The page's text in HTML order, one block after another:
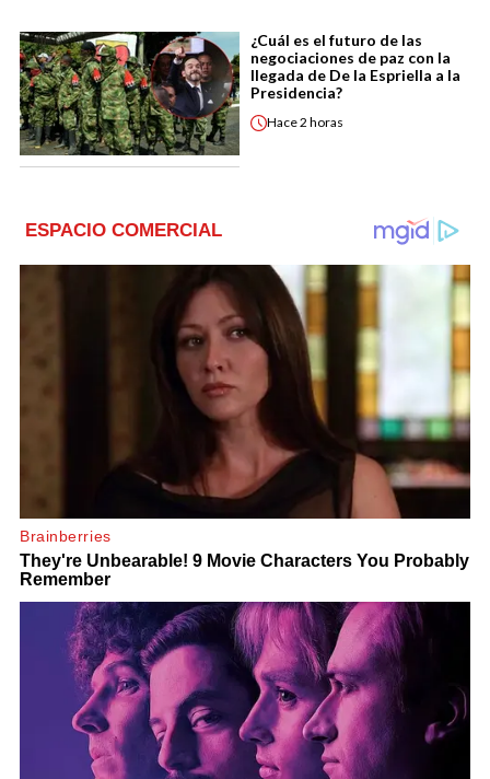
¿Cuál es el futuro de las
negociaciones de paz con la
llegada de De la Espriella a la
Presidencia?
Hace2 horas